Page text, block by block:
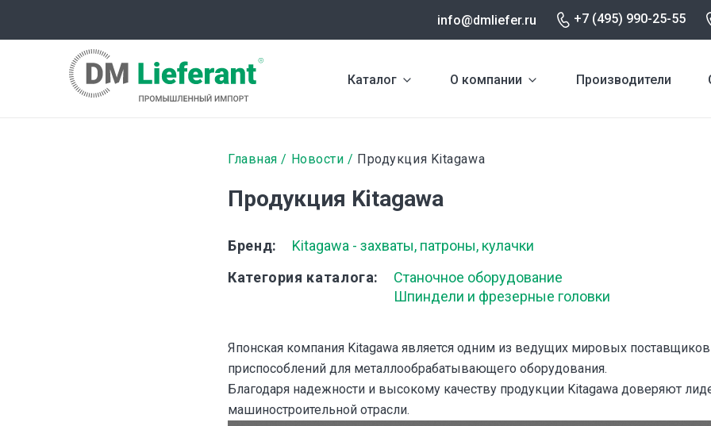
содержанию
info@dmliefer.ru +7 (495) 990-25-55
Каталог О компании Производители
Строка
навигации
Главная Новости Продукция Kitagawa
Продукция Kitagawa
Бренд
Kitagawa - захваты, патроны, кулачки
Категория каталога
Станочное оборудование
Шпиндели и фрезерные головки
Японская компания Kitagawa является одним из ведущих мировых поставщиков
приспособлений для металлообрабатывающего оборудования.
Благодаря надежности и высокому качеству продукции Kitagawa доверяют
машиностроительной отрасли.